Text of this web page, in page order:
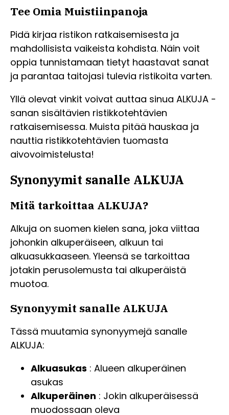
Tee Omia Muistiinpanoja
Pidä kirjaa ristikon ratkaisemisesta ja
mahdollisista vaikeista kohdista. Näin voit
oppia tunnistamaan tietyt haastavat sanat
ja parantaa taitojasi tulevia ristikoita varten.
Yllä olevat vinkit voivat auttaa sinua ALKUJA -
sanan sisältävien ristikkotehtävien
ratkaisemisessa. Muista pitää hauskaa ja
nauttia ristikkotehtävien tuomasta
aivovoimistelusta!
Synonyymit sanalle ALKUJA
Mitä tarkoittaa ALKUJA?
Alkuja on suomen kielen sana, joka viittaa
johonkin alkuperäiseen, alkuun tai
alkuasukkaaseen. Yleensä se tarkoittaa
jotakin perusolemusta tai alkuperäistä
muotoa.
Synonyymit sanalle ALKUJA
Tässä muutamia synonyymejä sanalle
ALKUJA:
Alkuasukas : Alueen alkuperäinen
asukas
Alkuperäinen : Jokin alkuperäisessä
muodossaan oleva